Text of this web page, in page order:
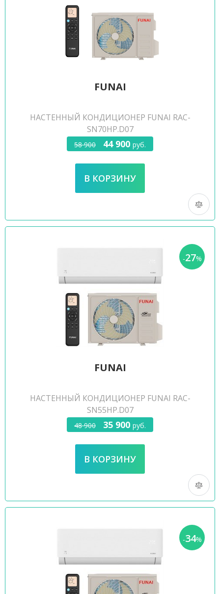
FUNAI
НАСТЕННЫЙ КОНДИЦИОНЕР FUNAI RAC-
SN70HP.D07
58 900 44 900 руб.
-27%
FUNAI
НАСТЕННЫЙ КОНДИЦИОНЕР FUNAI RAC-
SN55HP.D07
48 900 35 900 руб.
-34%